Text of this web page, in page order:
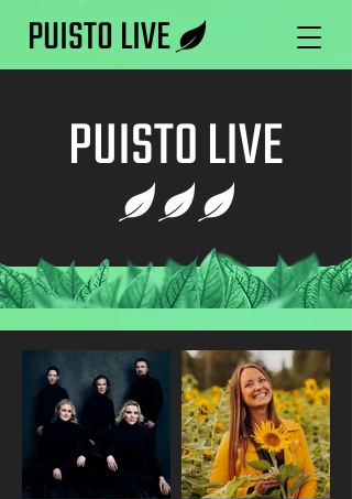
PUISTO LIVE
PUISTO LIVE